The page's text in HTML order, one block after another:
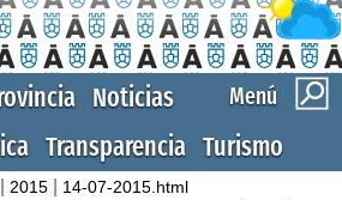
Menú
Noticias
Transparencia Turismo
2015 14-07-2015.html